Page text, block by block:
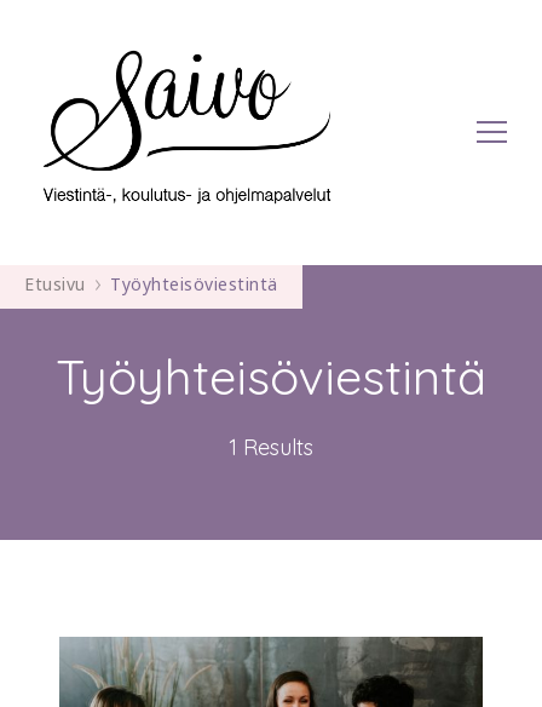
Saivo
Etusivu Työyhteisöviestintä
Työyhteisöviestintä
1 Results